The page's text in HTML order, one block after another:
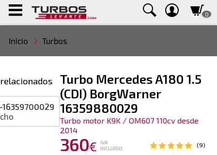
0
Inicio Turbos
Turbo Mercedes A180 1.5
(CDI) BorgWarner
16359880029
Turbo motor K9K / OM607 110cv desde
2014
360€
IVA
INCLUIDO
(9)
16359700029